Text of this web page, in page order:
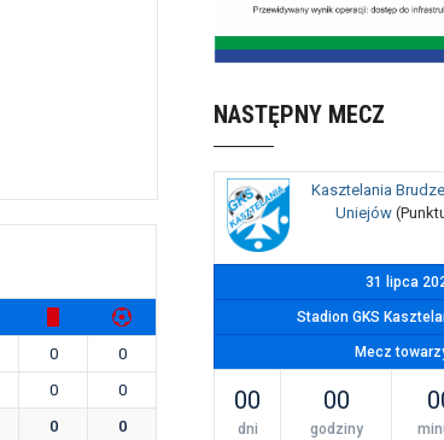
0
0
0
0
0 0
NASTĘPNY MECZ
Kasztelania
Uniejów
31 lipca
Stadion GKS
Mecz
00
dni
00
godziny